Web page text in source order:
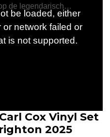
Cox Vinyl Set
2025